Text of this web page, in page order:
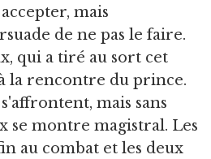
mais
de ne pas le faire.
qui a tiré au sort cet
la rencontre du prince.
mais sans
se montre magistral. Les
au combat et les deux